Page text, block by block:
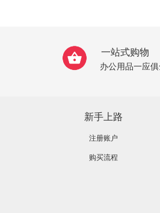
一站式购物
办公用品一应俱
新手上路
注册账户
购买流程